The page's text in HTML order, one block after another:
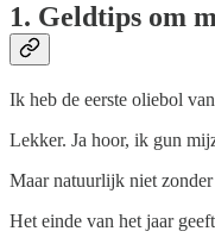
1. Geldtips om
Ik heb de eerste oliebol
Lekker. Ja hoor, ik gun
Maar natuurlijk niet
Het einde van het jaar